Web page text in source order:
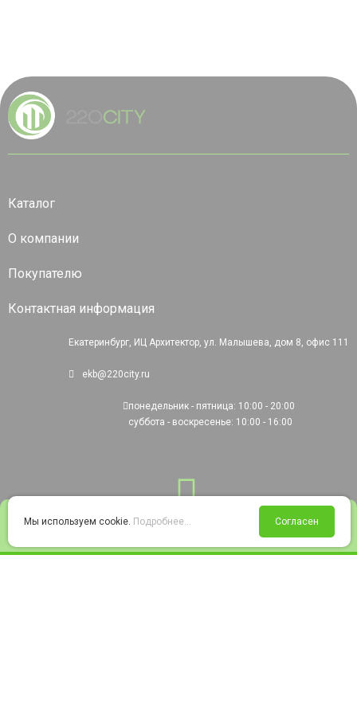
Войти Избранное Корзина
Каталог
О компании
Покупателю
Контактная информация
Екатеринбург, ИЦ Архитектор, ул. Малышева, дом 8, офис 111
ekb@220city.ru
понедельник - пятница: 10:00 - 20:00
суббота - воскресенье: 10:00 - 16:00
Мы используем cookie. Подробнее... Согласен